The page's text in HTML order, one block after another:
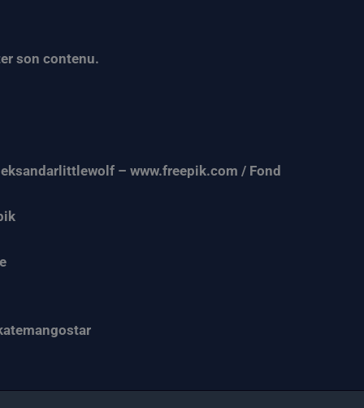
son contenu.
– www.freepik.com / Fond